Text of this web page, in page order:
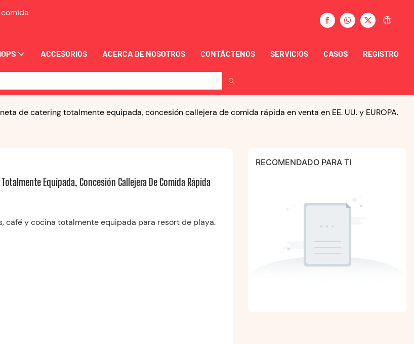
ACCESORIOS ACERCA DE NOSOTROS CONTÁCTENOS SERVICIOS CASOS REGISTRO
de catering totalmente equipada, concesión callejera de comida rápida en venta en EE. UU. y EUROPA.
Equipada, Concesión Callejera De Comida Rápida
café y cocina totalmente equipada para resort de playa.
RECOMENDADO PARA TI